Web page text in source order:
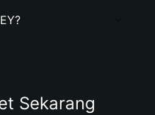
Sekarang